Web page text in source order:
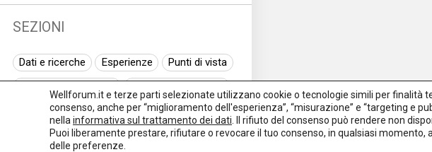
SEZIONI
Dati e ricerche Esperienze
Punti di vista
Normativa europea
Rassegna normativa
I seminari di Welforum
Eventi
Wellforum.it e terze parti selezionate utilizzano cookie o tecnologie simili per finalità
consenso, anche per “miglioramento dell'esperienza”, “misurazione” e “targeting e
nella informativa sul trattamento dei dati . Il rifiuto del consenso può rendere non
Puoi liberamente prestare, rifiutare o revocare il tuo consenso, in qualsiasi momento,
delle preferenze.